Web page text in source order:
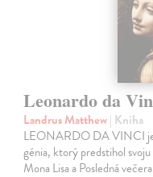
Leonardo da
Landrus Matthew| Kniha
LEONARDO DA VINCI je
génia, ktorý predstihol
Mona Lisa a Posledná